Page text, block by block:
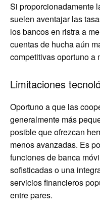
Si proporcionadamente
suelen aventajar las
los bancos en ristra a
cuentas de hucha aún
competitivas oportuno a
Limitaciones
Oportuno a que las
generalmente más
posible que ofrezcan
menos avanzadas. Es
funciones de banca
sofisticadas o una
servicios financieros
entre pares.